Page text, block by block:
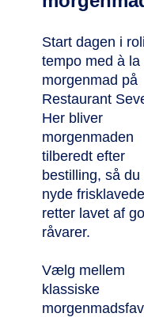
Start dagen i
tempo med à la
morgenmad på
Restaurant
Her bliver
morgenmaden
tilberedt efter
bestilling, så du
nyde frisklavede
retter lavet af
råvarer.
Vælg mellem
klassiske